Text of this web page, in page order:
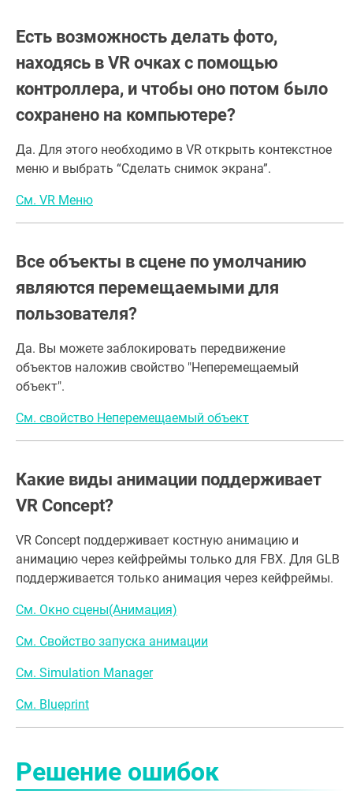
Есть возможность делать фото,
находясь в VR очках с помощью
контроллера, и чтобы оно потом было
сохранено на компьютере?
Да. Для этого необходимо в VR открыть контекстное
меню и выбрать “Сделать снимок экрана”.
См. VR Меню
Все объекты в сцене по умолчанию
являются перемещаемыми для
пользователя?
Да. Вы можете заблокировать передвижение
объектов наложив свойство "Неперемещаемый
объект".
См. свойство Неперемещаемый объект
Какие виды анимации поддерживает
VR Concept?
VR Concept поддерживает костную анимацию и
анимацию через кейфреймы только для FBX. Для GLB
поддерживается только анимация через кейфреймы.
См. Окно сцены(Анимация)
См. Свойство запуска анимации
См. Simulation Manager
См. Blueprint
Решение ошибок